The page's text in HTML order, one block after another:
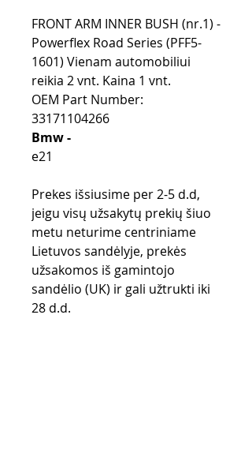
FRONT ARM INNER BUSH (nr.1) -
Powerflex Road Series (PFF5-
1601) Vienam automobiliui
reikia 2 vnt. Kaina 1 vnt.
OEM Part Number:
33171104266
Bmw -
e21
Prekes išsiusime per 2-5 d.d,
jeigu visų užsakytų prekių šiuo
metu neturime centriniame
Lietuvos sandėlyje, prekės
užsakomos iš gamintojo
sandėlio (UK) ir gali užtrukti iki
28 d.d.